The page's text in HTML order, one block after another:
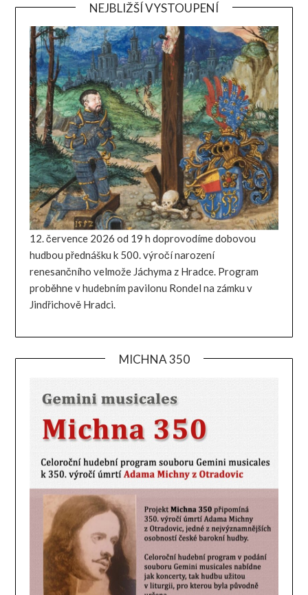
NEJBLIŽŠÍ VYSTOUPENÍ
12. července 2026 od 19 h doprovodíme dobovou
hudbou přednášku k 500. výročí narození
renesančního velmože Jáchyma z Hradce. Program
proběhne v hudebním pavilonu Rondel na zámku v
Jindřichově Hradci.
MICHNA 350